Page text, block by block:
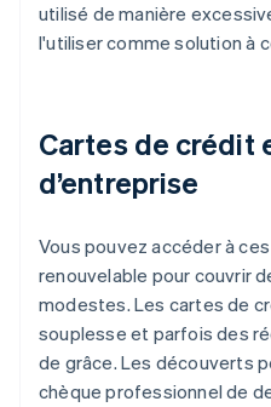
utilisé de manière
l'utiliser comme solution à
Cartes de crédit
d’entreprise
Vous pouvez accéder à
renouvelable pour couvrir
modestes. Les cartes de
souplesse et parfois des
de grâce. Les découverts
chèque professionnel de